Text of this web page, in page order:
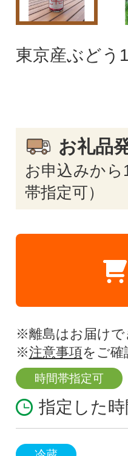
東京産ぶどう
お礼品
お申込みか
帯指定可）
※離島はお届けで
※注意事項をご確
時間帯指定可
指定した